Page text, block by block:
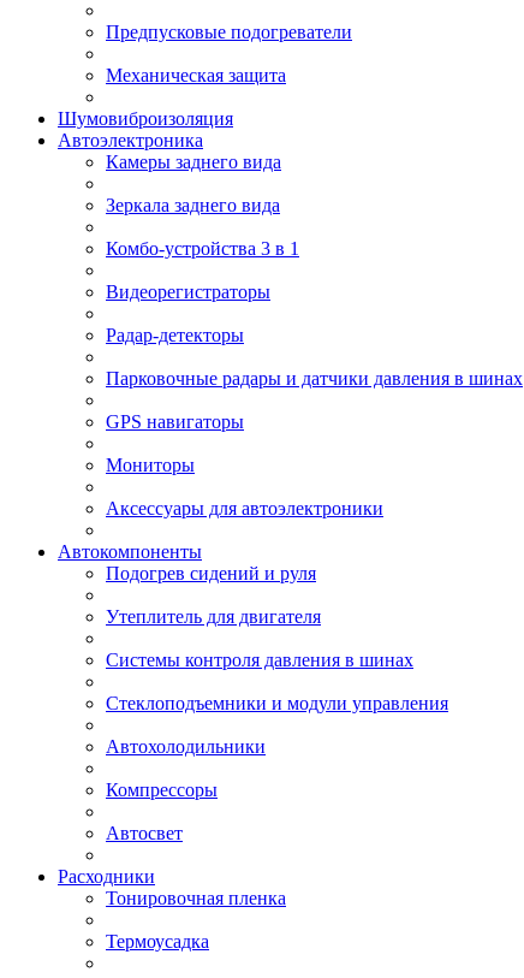
Предпусковые подогреватели
Механическая защита
Шумовиброизоляция
Автоэлектроника
Камеры заднего вида
Зеркала заднего вида
Комбо-устройства 3 в 1
Видеорегистраторы
Радар-детекторы
Парковочные радары и датчики давления в шинах
GPS навигаторы
Мониторы
Аксессуары для автоэлектроники
Автокомпоненты
Подогрев сидений и руля
Утеплитель для двигателя
Системы контроля давления в шинах
Стеклоподъемники и модули управления
Автохолодильники
Компрессоры
Автосвет
Расходники
Тонировочная пленка
Термоусадка